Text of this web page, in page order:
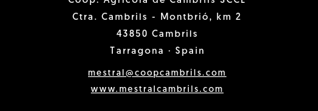
Ctra. Cambrils - Montbrió, km 2
43850 Cambrils
Tarragona · Spain
mestral@coopcambrils.com
www.mestralcambrils.com